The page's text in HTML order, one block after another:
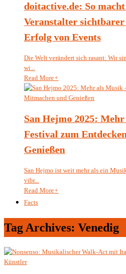
doitactive.de: So
Veranstalter
Erfolg von Events
Die Welt verändert sich rasant: Wir
wi...
Read More+
San Hejmo 2025:
Festival zum
Genießen
San Hejmo ist weit mehr als ein
vibr...
Read More+
Facts
Tag Archives: Venedig
Künstler